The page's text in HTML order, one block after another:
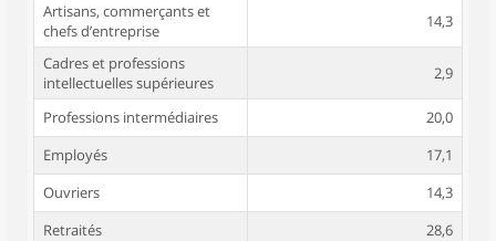
Artisans, commerçants et
chefs d’entreprise
14,3
Cadres et professions
intellectuelles supérieures
2,9
Professions intermédiaires
20,0
Employés
17,1
Ouvriers
14,3
Retraités
28,6